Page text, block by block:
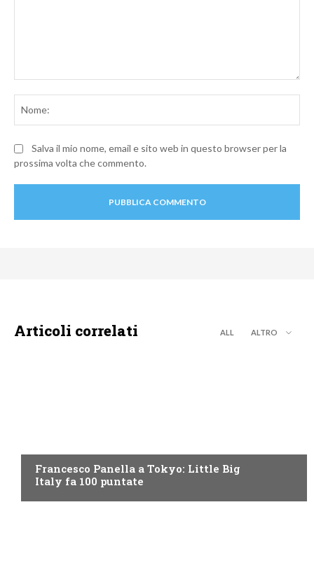
Salva il mio nome, email e sito web in questo browser per la
prossima volta che commento.
Articoli correlati ALL ALTRO
Francesco Panella a Tokyo: Little Big
Italy fa 100 puntate